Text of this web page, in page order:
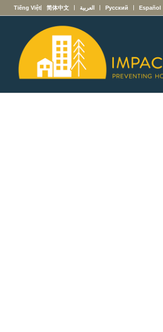
Español
Русский العربية 简体中文
Tiếng Việt